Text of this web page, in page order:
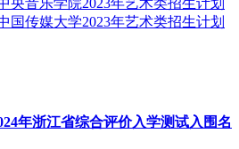
国传媒大学2023年艺术类招生计划
年浙江省综合评价入学测试入围名